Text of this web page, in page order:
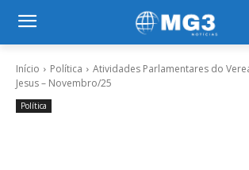
Início Política
Atividades Parlamentares do
Jesus – Novembro/25
Política